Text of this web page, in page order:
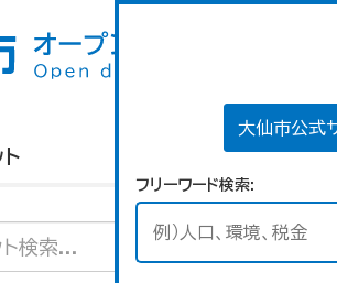
大仙市公式
フリーワード検索